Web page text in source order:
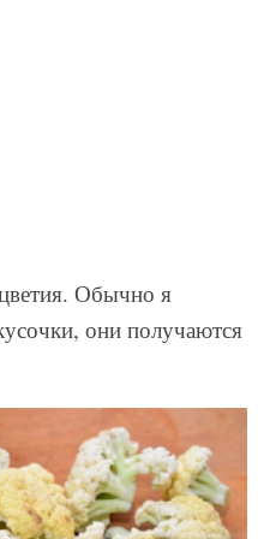
Обычно я
они получаются